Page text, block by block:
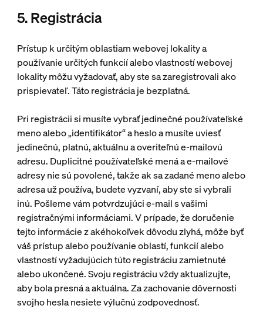
5. Registrácia
Prístup k určitým oblastiam webovej lokality a
používanie určitých funkcií alebo vlastností webovej
lokality môžu vyžadovať, aby ste sa zaregistrovali ako
prispievateľ. Táto registrácia je bezplatná.
Pri registrácii si musíte vybrať jedinečné používateľské
meno alebo „identifikátor“ a heslo a musíte uviesť
jedinečnú, platnú, aktuálnu a overiteľnú e-mailovú
adresu. Duplicitné používateľské mená a e-mailové
adresy nie sú povolené, takže ak sa zadané meno alebo
adresa už používa, budete vyzvaní, aby ste si vybrali
inú. Pošleme vám potvrdzujúci e-mail s vašimi
registračnými informáciami. V prípade, že doručenie
tejto informácie z akéhokoľvek dôvodu zlyhá, môže byť
váš prístup alebo používanie oblastí, funkcií alebo
vlastností vyžadujúcich túto registráciu zamietnuté
alebo ukončené. Svoju registráciu vždy aktualizujte,
aby bola presná a aktuálna. Za zachovanie dôvernosti
svojho hesla nesiete výlučnú zodpovednosť.